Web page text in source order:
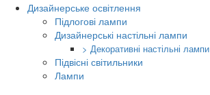
Дизайнерське освітлення
Підлогові лампи
Дизайнерські настільні лампи
> Декоративні настільні лампи
Підвісні світильники
Лампи